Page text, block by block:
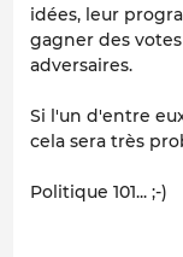
idées, leur
gagner des
adversaires.
Si l'un d'entre
cela sera très
Politique 101... ;-)